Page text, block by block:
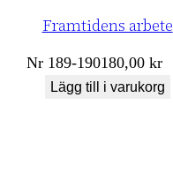
Framtidens arbete
Nr 189-190180,00kr
Lägg till i varukorg